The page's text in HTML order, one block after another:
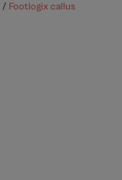
/ Footlogix callus